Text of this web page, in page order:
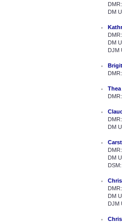
DM
DM
DJM
DM
DM
DM
DJM